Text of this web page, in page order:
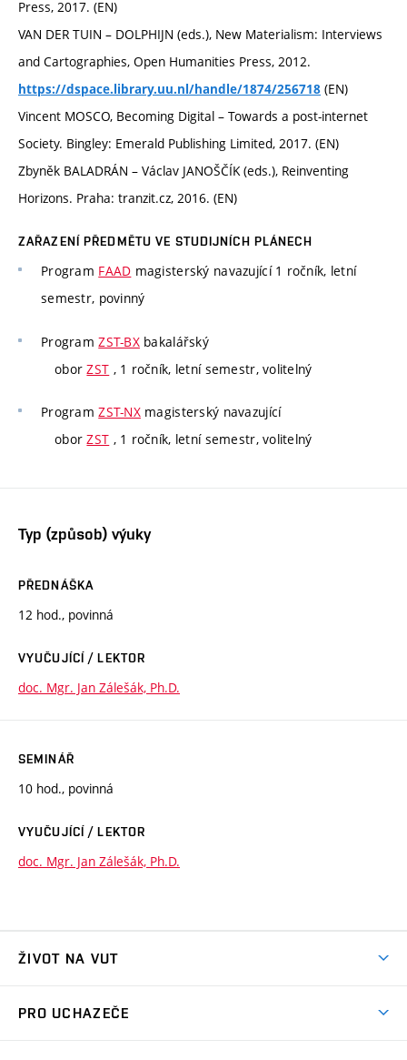
Press, 2017. (EN)
VAN DER TUIN – DOLPHIJN (eds.), New Materialism: Interviews
and Cartographies, Open Humanities Press, 2012.
https://dspace.library.uu.nl/handle/1874/256718 (EN)
Vincent MOSCO, Becoming Digital – Towards a post-internet
Society. Bingley: Emerald Publishing Limited, 2017. (EN)
Zbyněk BALADRÁN – Václav JANOŠČÍK (eds.), Reinventing
Horizons. Praha: tranzit.cz, 2016. (EN)
ZAŘAZENÍ PŘEDMĚTU VE STUDIJNÍCH PLÁNECH
Program FAAD magisterský navazující 1 ročník, letní
semestr, povinný
ProgramZST-BXbakalářský
oborZST , 1 ročník, letní semestr, volitelný
ProgramZST-NXmagisterský navazující
oborZST , 1 ročník, letní semestr, volitelný
Typ (způsob) výuky
PŘEDNÁŠKA
12 hod., povinná
VYUČUJÍCÍ / LEKTOR
doc. Mgr. Jan Zálešák, Ph.D.
SEMINÁŘ
10 hod., povinná
VYUČUJÍCÍ / LEKTOR
doc. Mgr. Jan Zálešák, Ph.D.
ŽIVOT NA VUT
PRO UCHAZEČE